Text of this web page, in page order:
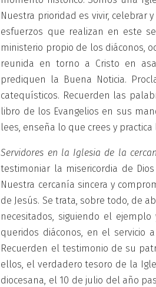
Nuestra prioridad es vivir, celebrar
esfuerzos que realizan en este
ministerio propio de los diáconos,
reunida en torno a Cristo en
prediquen la Buena Noticia.
catequísticos. Recuerden las
libro de los Evangelios en sus
lees, enseña lo que crees y
Servidores en la Iglesia de la
testimoniar la misericordia de
Nuestra cercanía sincera y
de Jesús. Se trata, sobre todo, de
necesitados, siguiendo el
queridos diáconos, en el servicio
Recuerden el testimonio de su
ellos, el verdadero tesoro de la
diocesana, el 10 de julio del año